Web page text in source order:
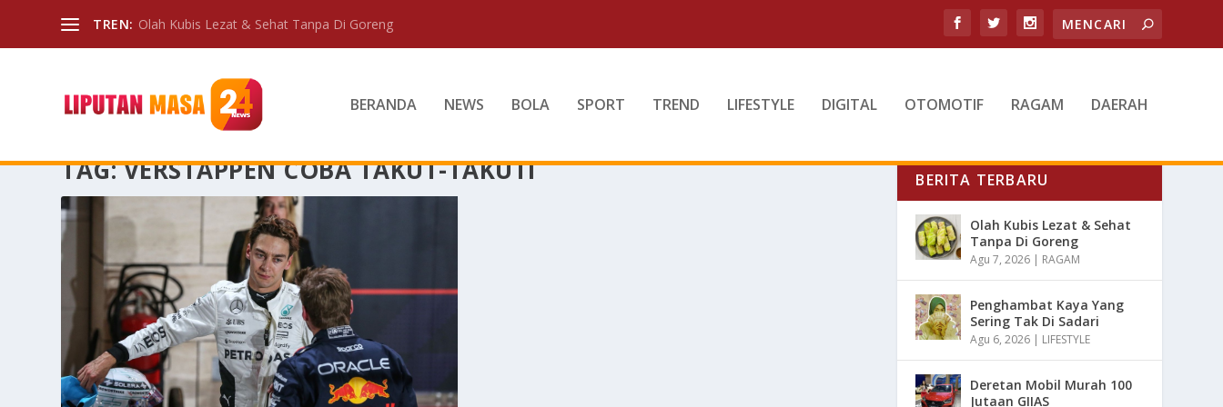
TREN: Olah Kubis Lezat & Sehat Tanpa Di Goreng
BERANDA NEWS BOLA SPORT TREND LIFESTYLE DIGITAL OTOMOTIF RAGAM DAERAH
TAG:VERSTAPPEN COBA TAKUT-TAKUTI BERITA TERBARU
Olah Kubis Lezat & Sehat
Tanpa Di Goreng
Agu 7, 2026 | RAGAM
Penghambat Kaya Yang
Sering Tak Di Sadari
Agu 6, 2026 | LIFESTYLE
Deretan Mobil Murah 100
Jutaan GIIAS